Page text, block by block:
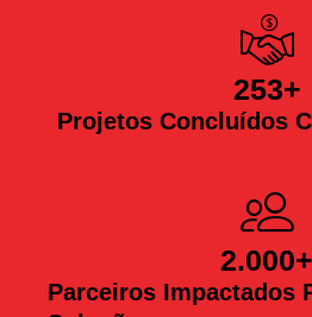
Projetos Concluídos
253+
Parceiros Impactados
2.000+